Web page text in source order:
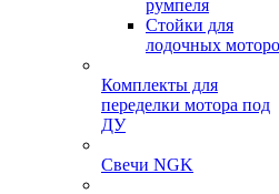
румпеля
Стойки для
лодочных
Комплекты для
переделки мотора под
ДУ
Свечи NGK